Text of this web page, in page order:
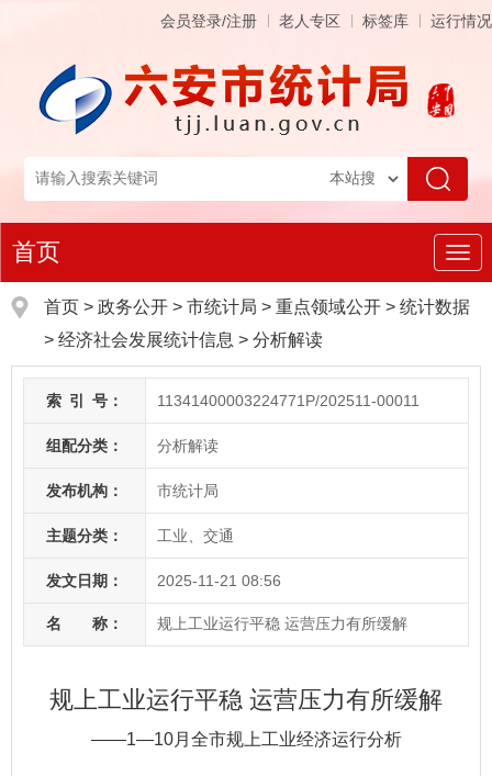
会员登录/注册 老人专区 标签库 运行情况
导
航
首页
首页 > 政务公开 > 市统计局 > 重点领域公开 > 统计数据
> 经济社会发展统计信息 > 分析解读
索 引 号： 11341400003224771P/202511-00011
组配分类： 分析解读
发布机构： 市统计局
主题分类： 工业、交通
发文日期： 2025-11-21 08:56
名 称： 规上工业运行平稳 运营压力有所缓解
规上工业运行平稳 运营压力有所缓解
——1—10月全市规上工业经济运行分析